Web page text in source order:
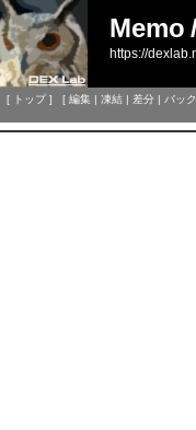
Memo
https://
[ トップ] [ 編集 | 凍結 | 差分 | バッ